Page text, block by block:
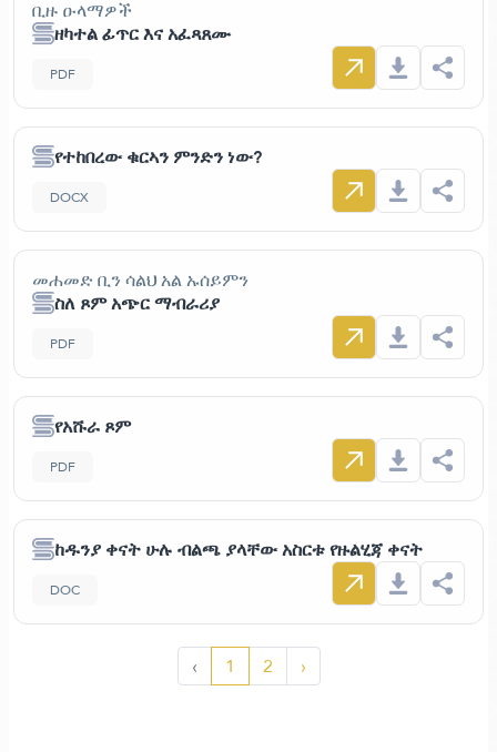
ቢዙ ዑላማዎች
ዘካተል ፊጥር እና አፈጻጸሙ
PDF
የተከበረው ቁርኣን ምንድን ነው?
DOCX
መሐመድ ቢን ሳልህ አል ኡሰይምን
ስለ ጾም አጭር ማብራሪያ
PDF
የአሹራ ጾም
PDF
ከዱንያ ቀናት ሁሉ ብልጫ ያላቸው አስርቱ የዙልሂጃ ቀናት
DOC
‹ 1 2 ›